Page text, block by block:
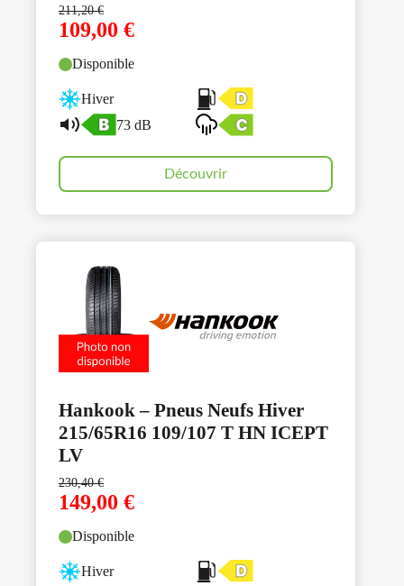
211,20€
109,00 €
Disponible
Hiver
73 dB
Découvrir
Hankook – Pneus Neufs Hiver
215/65R16 109/107 T HN ICEPT
LV
230,40€
149,00 €
Disponible
Hiver